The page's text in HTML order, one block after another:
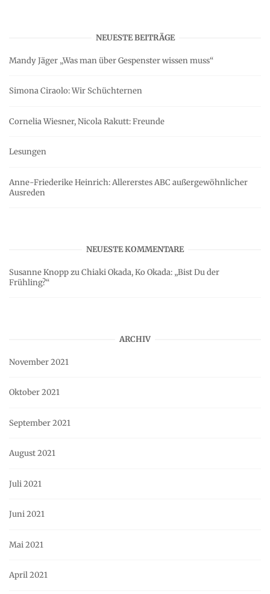
NEUESTE BEITRÄGE
Mandy Jäger „Was man über Gespenster wissen muss“
Simona Ciraolo: Wir Schüchternen
Cornelia Wiesner, Nicola Rakutt: Freunde
Lesungen
Anne-Friederike Heinrich: Allererstes ABC außergewöhnlicher
Ausreden
NEUESTE KOMMENTARE
Susanne KnoppzuChiaki Okada, Ko Okada: „Bist Du der
Frühling?“
ARCHIV
November 2021
Oktober 2021
September 2021
August 2021
Juli 2021
Juni 2021
Mai 2021
April 2021